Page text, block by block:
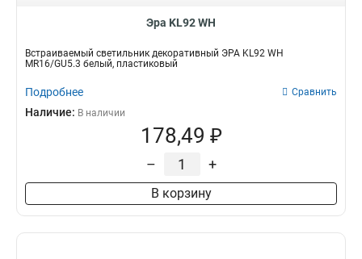
Эра KL92 WH
Встраиваемый светильник декоративный ЭРА KL92 WH
MR16/GU5.3 белый, пластиковый
Подробнее Сравнить
Наличие: В наличии
178,49 ₽
– +
В корзину